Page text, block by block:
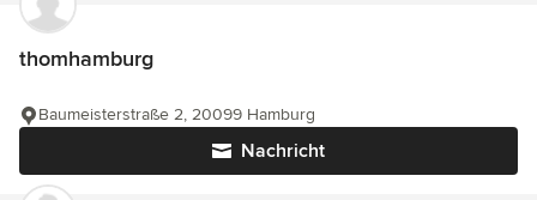
thomhamburg
Nachricht
Baumeisterstraße 2, 20099 Hamburg